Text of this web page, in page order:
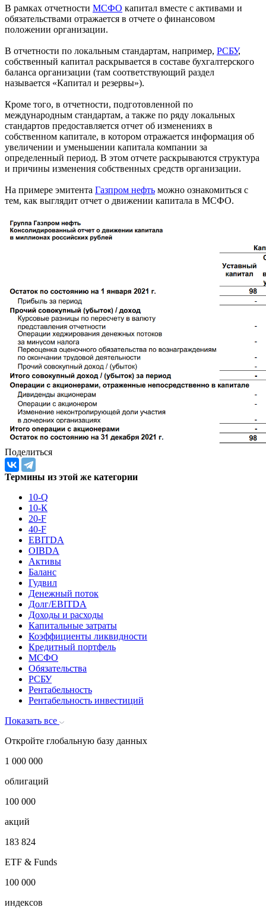
В рамках отчетностиМСФОкапитал вместе с активами и
обязательствами отражается в отчете о финансовом
положении организации.
собственный капитал раскрывается в составе бухгалтерского
баланса организации (там соответствующий раздел
называется «Капитал и резервы»).
Кроме того, в отчетности, подготовленной по
международным стандартам, а также по ряду локальных
стандартов предоставляется отчет об изменениях в
увеличении и уменьшении капитала компании за
определенный период. В этом отчете раскрываются структура
На примере эмитентаГазпром нефтьможно ознакомиться с
тем, как выглядит отчет о движении капитала в МСФО.
Поделиться
Термины из этой же категории
10-Q
10-К
20-F
40-F
EBITDA
OIBDA
Активы
Баланс
Гудвил
Денежный поток
Долг/EBITDA
Доходы и расходы
Капитальные затраты
Коэффициенты ликвидности
Кредитный портфель
МСФО
РСБУ
Рентабельность инвестиций
Показать все
Откройте глобальную базу данных
1 000 000
облигаций
100 000
акций
183 824
ETF & Funds